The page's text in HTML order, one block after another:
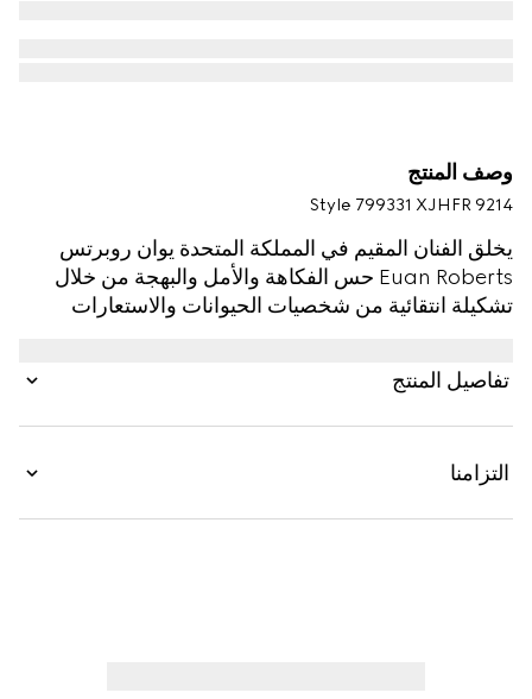
وصف المنتج
Style ‎799331 XJHFR 9214
يخلق الفنان المقيم في المملكة المتحدة يوان روبرتس
Euan Roberts حس الفكاهة والأمل والبهجة من خلال
تشكيلة انتقائية من شخصيات الحيوانات والاستعارات
إلى جانب شعار Gucci كجزء من مجموعة ما قبل الخريف
2025 للأطفال.
تفاصيل المنتج
التزامنا